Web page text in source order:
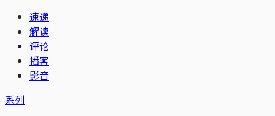
速递
解读
评论
播客
影音
系列